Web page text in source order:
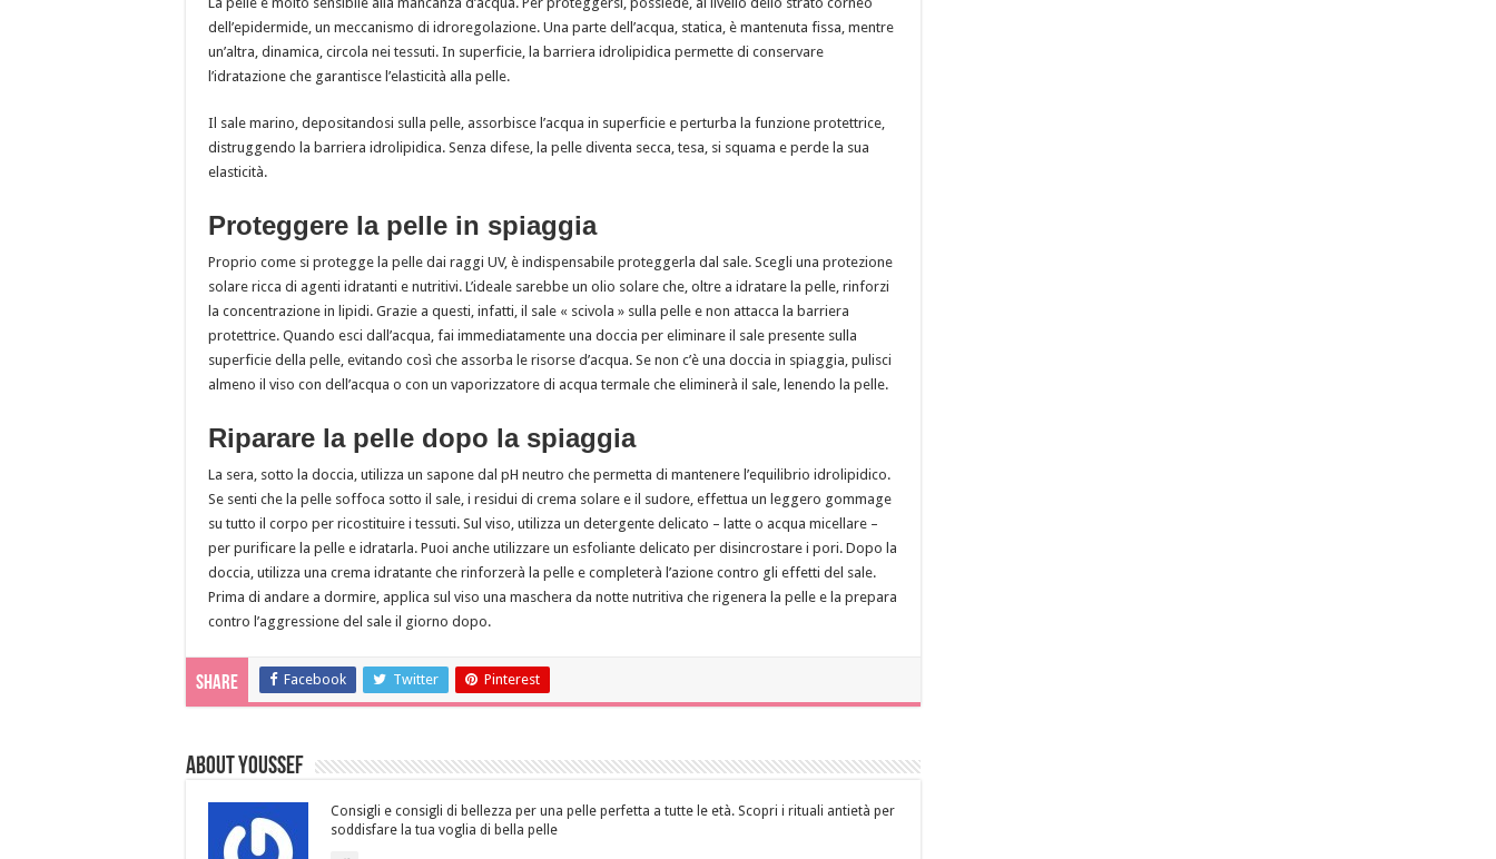
dell’epidermide, un meccanismo di idroregolazione. Una parte dell’acqua, statica, è mantenuta fissa, mentre
un’altra, dinamica, circola nei tessuti. In superficie, la barriera idrolipidica permette di conservare
l’idratazione che garantisce l’elasticità alla pelle.
Il sale marino, depositandosi sulla pelle, assorbisce l’acqua in superficie e perturba la funzione protettrice,
distruggendo la barriera idrolipidica. Senza difese, la pelle diventa secca, tesa, si squama e perde la sua
elasticità.
Proteggere la pelle in spiaggia
Proprio come si protegge la pelle dai raggi UV, è indispensabile proteggerla dal sale. Scegli una protezione
solare ricca di agenti idratanti e nutritivi. L’ideale sarebbe un olio solare che, oltre a idratare la pelle, rinforzi
la concentrazione in lipidi. Grazie a questi, infatti, il sale « scivola » sulla pelle e non attacca la barriera
protettrice. Quando esci dall’acqua, fai immediatamente una doccia per eliminare il sale presente sulla
superficie della pelle, evitando così che assorba le risorse d’acqua. Se non c’è una doccia in spiaggia, pulisci
almeno il viso con dell’acqua o con un vaporizzatore di acqua termale che eliminerà il sale, lenendo la pelle.
Riparare la pelle dopo la spiaggia
La sera, sotto la doccia, utilizza un sapone dal pH neutro che permetta di mantenere l’equilibrio idrolipidico.
Se senti che la pelle soffoca sotto il sale, i residui di crema solare e il sudore, effettua un leggero gommage
su tutto il corpo per ricostituire i tessuti. Sul viso, utilizza un detergente delicato – latte o acqua micellare –
per purificare la pelle e idratarla. Puoi anche utilizzare un esfoliante delicato per disincrostare i pori. Dopo la
doccia, utilizza una crema idratante che rinforzerà la pelle e completerà l’azione contro gli effetti del sale.
Prima di andare a dormire, applica sul viso una maschera da notte nutritiva che rigenera la pelle e la prepara
contro l’aggressione del sale il giorno dopo.
Share Facebook Twitter Pinterest
About Youssef
Consigli e consigli di bellezza per una pelle perfetta a tutte le età. Scopri i rituali antietà per
soddisfare la tua voglia di bella pelle